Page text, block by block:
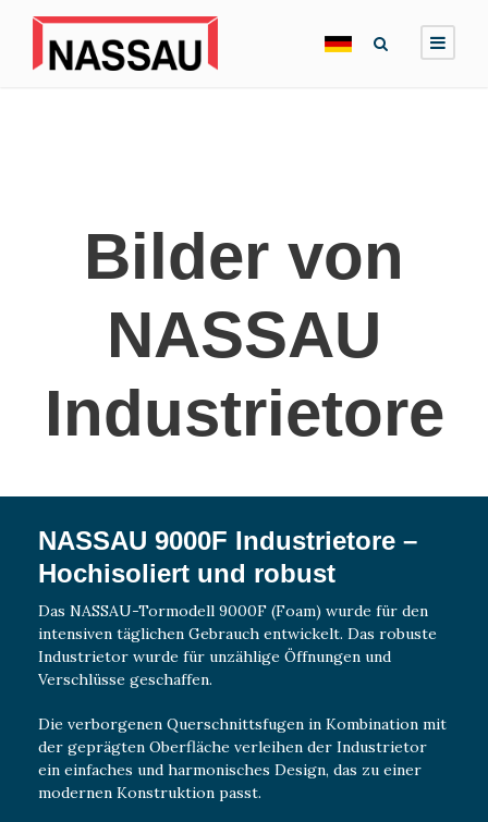
Bilder von
NASSAU
Industrietore
NASSAU 9000F Industrietore –
Hochisoliert und robust
Das NASSAU-Tormodell 9000F (Foam) wurde für den
intensiven täglichen Gebrauch entwickelt. Das robuste
Industrietor wurde für unzählige Öffnungen und
Verschlüsse geschaffen.
Die verborgenen Querschnittsfugen in Kombination mit
der geprägten Oberfläche verleihen der Industrietor
ein einfaches und harmonisches Design, das zu einer
modernen Konstruktion passt.